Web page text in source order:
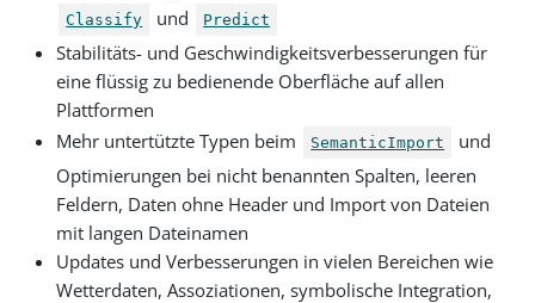
Classify und Predict
Stabilitäts- und Geschwindigkeitsverbesserungen für
eine flüssig zu bedienende Oberfläche auf allen
Plattformen
Mehr untertützte Typen beim
SemanticImport
und
Optimierungen bei nicht benannten Spalten, leeren
Feldern, Daten ohne Header und Import von Dateien
mit langen Dateinamen
Updates und Verbesserungen in vielen Bereichen wie
Wetterdaten, Assoziationen, symbolische Integration,